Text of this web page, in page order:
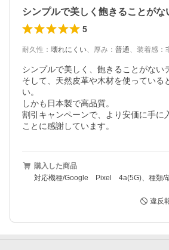
5
耐久性 ： 壊れにくい、 厚み ： 普通、 装着感 ：
シンプルで美しく、飽きることがない
そして、天然皮革や木材を使っている
い。
しかも日本製で高品質。
割引キャンペーンで、より安価に手に
ことに感謝しています。
購入した商品
対応機種/Google Pixel 4a(5G)、種類/
違反